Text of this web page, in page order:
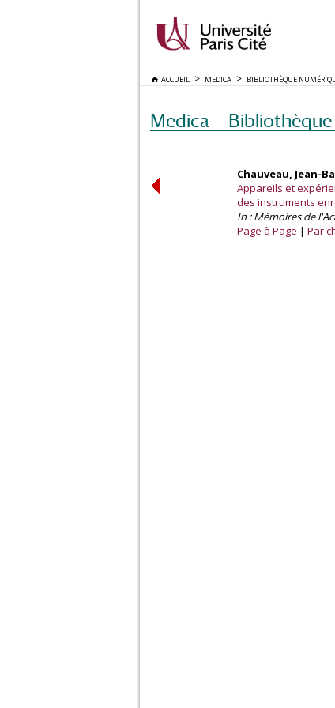
ACCUEIL MEDICA BIBLIOTHÈQUE
Medica —
Chauveau, Jean-
Appareils et
des instruments
In : Mémoires de
Page à Page
Par